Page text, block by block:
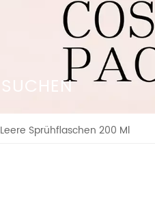
SUCHEN
Leere Sprühflaschen 200 Ml